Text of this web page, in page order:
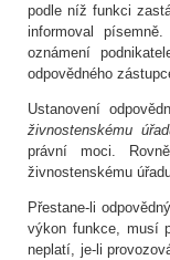
podle níž funkci
informoval
oznámení
odpovědného
Ustanovení
živnostenskému
právní moci.
živnostenskému
Přestane-li
výkon funkce, musí
neplatí, je-li